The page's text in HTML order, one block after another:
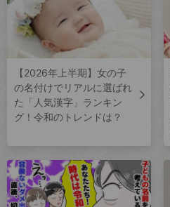
【2026年上半期】女の子
の名付けでリアルに選ばれ
た「人気漢字」ランキン
グ！令和のトレンドは？